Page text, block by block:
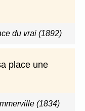
du vrai (1892)
place une
(1834)